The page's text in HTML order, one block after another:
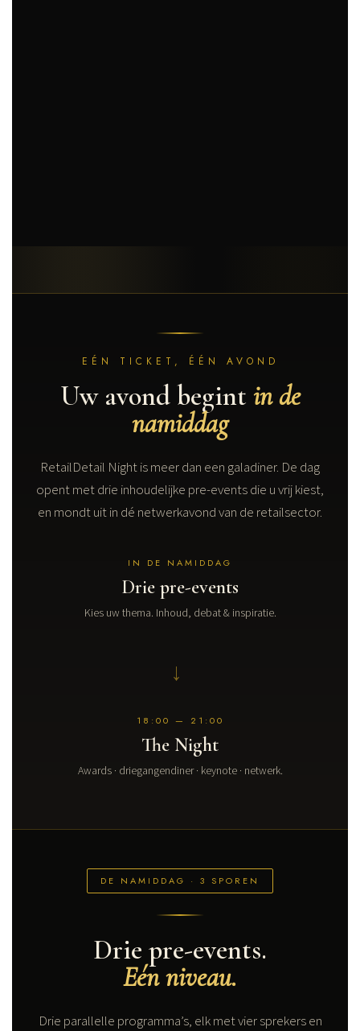
EÉN TICKET, ÉÉN AVOND
Uw avond begint in de
namiddag
RetailDetail Night is meer dan een galadiner. De dag
opent met drie inhoudelijke pre-events die u vrij kiest,
en mondt uit in dé netwerkavond van de retailsector.
IN DE NAMIDDAG
Drie pre-events
Kies uw thema. Inhoud, debat & inspiratie.
→
18:00 — 21:00
The Night
Awards · driegangendiner · keynote · netwerk.
DE NAMIDDAG · 3 SPOREN
Drie pre-events.
Eén niveau.
Drie parallelle programma’s, elk met vier sprekers en